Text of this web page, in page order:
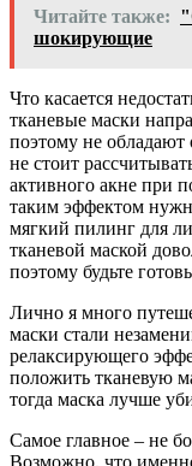
Читайте также:
шокирующие
Что касается
тканевые маски
поэтому не
не стоит
активного акне при
таким эффектом
мягкий пилинг для
тканевой маской
поэтому будьте
Лично я много
маски стали
релаксирующего
положить тканевую
тогда маска лучше
Самое главное – не
Возможно, что